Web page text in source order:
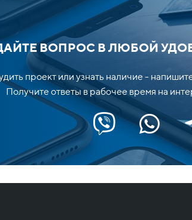
ВОПРОС В ЛЮБОЙ
проект или узнать наличие -
Получите ответы в рабочее время на